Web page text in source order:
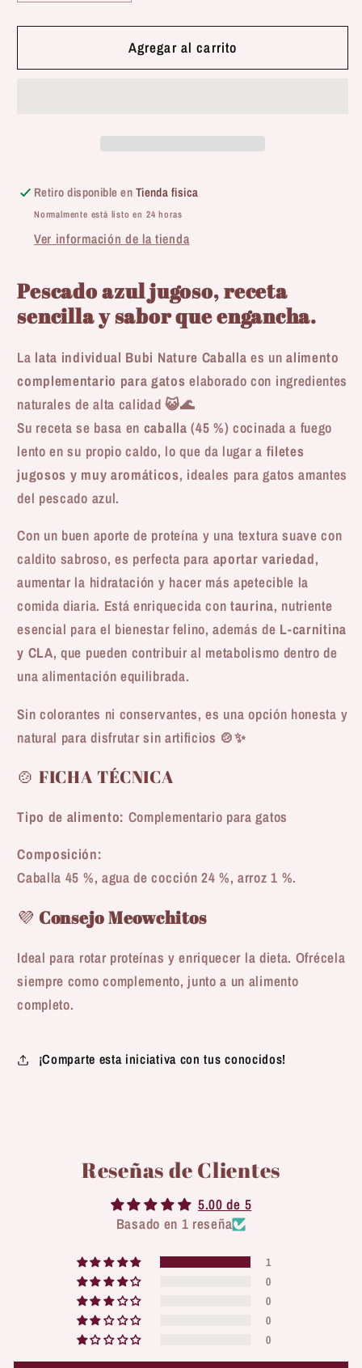
cantidad
para
Nature
cantidad
para
Bubi
Nature
Agregar al carrito
Retiro disponible en Tienda fisica
Normalmente está listo en 24 horas
Ver información de la tienda
Pescado azul jugoso, receta
sencilla y sabor que engancha.
La lata individual Bubi Nature Caballa es unalimento
complementario para gatos elaborado con ingredientes
naturales de alta calidad 😺🌊
Su receta se basa en caballa (45 %) cocinada a fuego
lento en su propio caldo, lo que da lugar a filetes
jugosos y muy aromáticos, ideales para gatos amantes
del pescado azul.
Con un buen aporte de proteína y una textura suave con
caldito sabroso, es perfecta para aportar variedad,
aumentar la hidratación y hacer más apetecible la
comida diaria. Está enriquecida contaurina, nutriente
esencial para el bienestar felino, además de L-carnitina
y CLA, que pueden contribuir al metabolismo dentro de
una alimentación equilibrada.
Sin colorantes ni conservantes, es una opción honesta y
natural para disfrutar sin artificios 🍲✨
🍲 FICHA TÉCNICA
Tipo de alimento: Complementario para gatos
Composición:
Caballa 45 %, agua de cocción 24 %, arroz 1 %.
💜 Consejo Meowchitos
Ideal para rotar proteínas y enriquecer la dieta. Ofrécela
siempre como complemento, junto a un alimento
completo.
¡Comparte esta iniciativa con tus conocidos!
Reseñas de Clientes
5.00 de 5
Basado en 1 reseña
1
0
0
0
0